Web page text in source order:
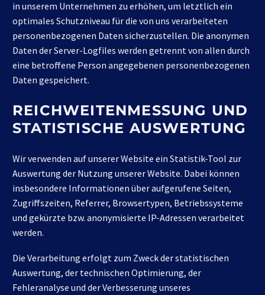
in unserem Unternehmen zu erhöhen, um letztlich ein
optimales Schutzniveau für die von uns verarbeiteten
personenbezogenen Daten sicherzustellen. Die anonymen
Daten der Server-Logfiles werden getrennt von allen durch
eine betroffene Person angegebenen personenbezogenen
Daten gespeichert.
REICHWEITENMESSUNG UND
STATISTISCHE AUSWERTUNG
Wir verwenden auf unserer Website ein Statistik-Tool zur
Auswertung der Nutzung unserer Website. Dabei können
insbesondere Informationen über aufgerufene Seiten,
Zugriffszeiten, Referrer, Browsertypen, Betriebssysteme
und gekürzte bzw. anonymisierte IP-Adressen verarbeitet
werden.
Die Verarbeitung erfolgt zum Zweck der statistischen
Auswertung, der technischen Optimierung, der
Fehleranalyse und der Verbesserung unseres